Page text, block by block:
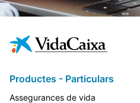
Productes - Particulars
Assegurances de vida